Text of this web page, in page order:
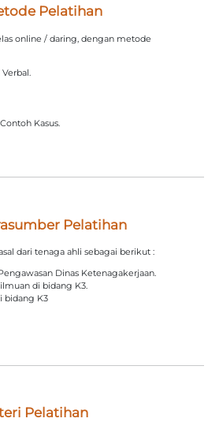
Pelatihan
online / daring, dengan metode
Kasus.
Pelatihan
dari tenaga ahli sebagai berikut :
Dinas Ketenagakerjaan.
di bidang K3.
bidang K3
Pelatihan